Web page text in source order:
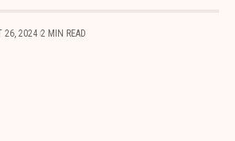
26, 2024 2 MIN READ